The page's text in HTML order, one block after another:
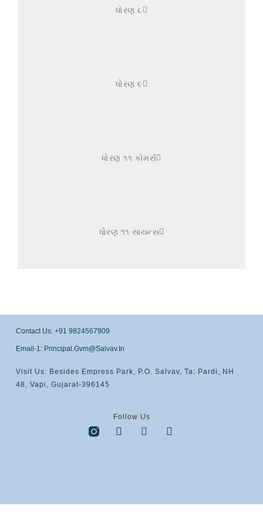
ધોરણ ૮
ધોરણ ૯
ધોરણ ૧૧ કોમર્સ
ધોરણ ૧૧ સાયન્સ
Follow Us
Contact Us: +91 9824567909
Email-1: Principal.gvm@salvav.in
Visit Us: Besides Empress Park, P.O. Salvav, Ta: Pardi, NH
48, Vapi, Gujarat-396145